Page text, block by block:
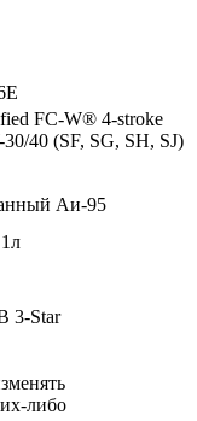
FC-W® 4-stroke
40 (SF, SG, SH, SJ)
Аи-95
3-Star
либо